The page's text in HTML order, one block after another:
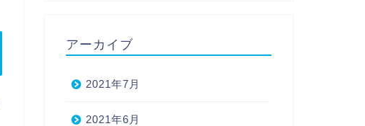
アーカイブ
2021年7月
2021年6月